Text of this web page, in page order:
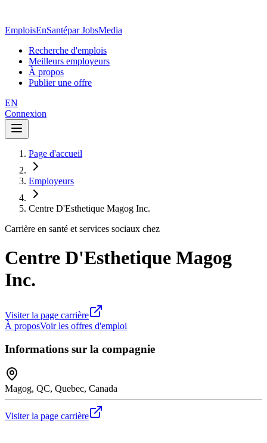
EmploisEnSantépar JobsMedia
Recherche d'emplois
Meilleurs employeurs
À propos
Publier une offre
EN
Connexion
Page d'accueil
Employeurs
Centre D'Esthetique Magog Inc.
Carrière en santé et services sociaux chez
Centre D'Esthetique Magog
Inc.
Visiter la page carrière
À proposVoir les offres d'emploi
Informations sur la compagnie
Magog, QC, Quebec, Canada
Visiter la page carrière